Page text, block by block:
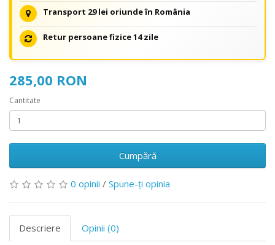
Transport 29 lei oriunde în România
Retur persoane fizice 14 zile
285,00 RON
Cantitate
Cumpără
0 opinii / Spune-ţi opinia
Descriere Opinii (0)